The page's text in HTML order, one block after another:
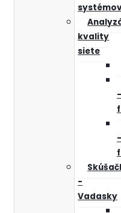
kvality
siete
-
-
-
Vadasky